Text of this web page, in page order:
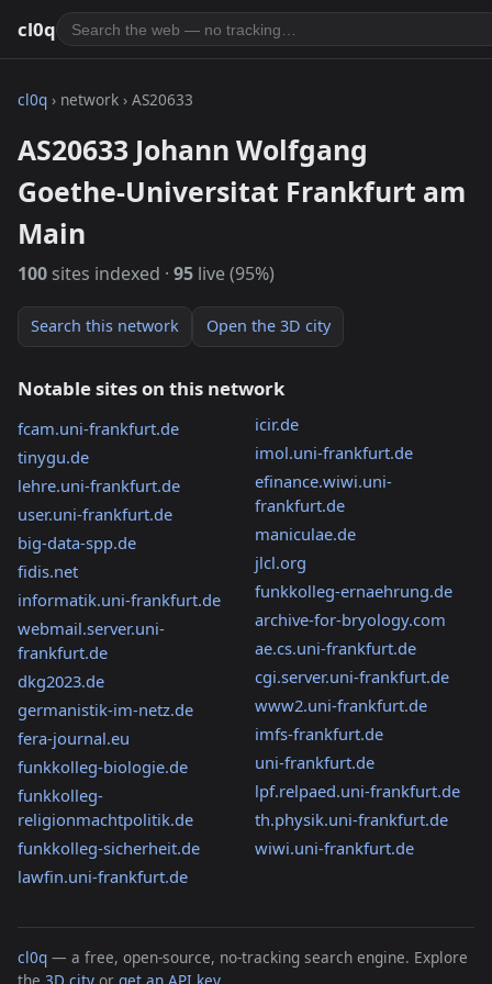
cl0q
cl0q › network › AS20633
AS20633 Johann Wolfgang
Goethe-Universitat Frankfurt am
Main
100 sites indexed · 95 live (95%)
Search this network Open the 3D city
Notable sites on this network
fcam.uni-frankfurt.de
tinygu.de
lehre.uni-frankfurt.de
user.uni-frankfurt.de
big-data-spp.de
fidis.net
informatik.uni-frankfurt.de
webmail.server.uni-
frankfurt.de
dkg2023.de
germanistik-im-netz.de
fera-journal.eu
funkkolleg-biologie.de
funkkolleg-
religionmachtpolitik.de
funkkolleg-sicherheit.de
lawfin.uni-frankfurt.de
icir.de
imol.uni-frankfurt.de
efinance.wiwi.uni-
frankfurt.de
maniculae.de
jlcl.org
funkkolleg-ernaehrung.de
archive-for-bryology.com
ae.cs.uni-frankfurt.de
cgi.server.uni-frankfurt.de
www2.uni-frankfurt.de
imfs-frankfurt.de
uni-frankfurt.de
lpf.relpaed.uni-frankfurt.de
th.physik.uni-frankfurt.de
wiwi.uni-frankfurt.de
cl0q — a free, open-source, no-tracking search engine. Explore